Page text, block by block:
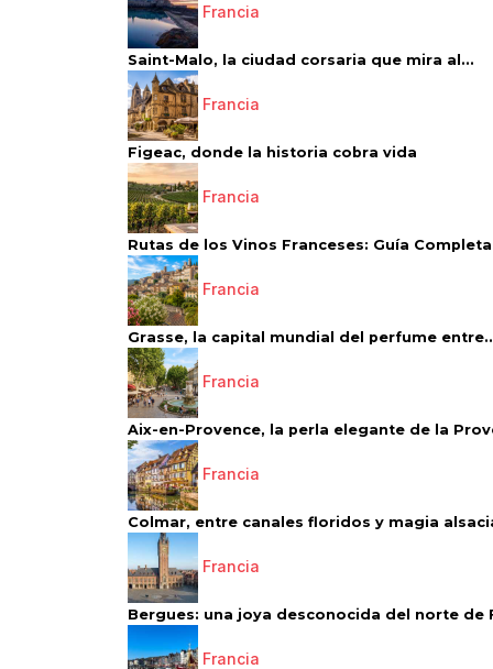
Francia
Saint-Malo, la ciudad corsaria que mira al...
Francia
Figeac, donde la historia cobra vida
Francia
Rutas de los Vinos Franceses: Guía
Francia
Grasse, la capital mundial del perfume
Francia
Aix-en-Provence, la perla elegante de la
Francia
Colmar, entre canales floridos y magia
Francia
Bergues: una joya desconocida del norte de
Francia